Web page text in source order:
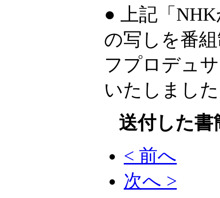
● 上記「
の写しを番
フプロデュ
いたしまし
送付した書
< 前へ
次へ >